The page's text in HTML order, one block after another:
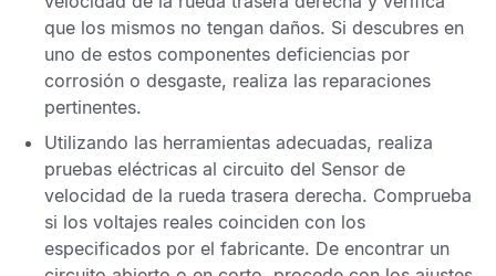
que los mismos no tengan daños. Si descubres en
uno de estos componentes deficiencias por
corrosión o desgaste, realiza las reparaciones
pertinentes.
Utilizando las herramientas adecuadas, realiza
pruebas eléctricas al circuito del Sensor de
velocidad de la rueda trasera derecha. Comprueba
si los voltajes reales coinciden con los
especificados por el fabricante. De encontrar un